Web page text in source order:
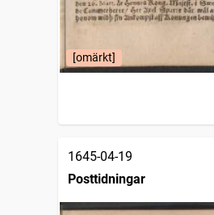
[omärkt]
1645-04-19
Posttidningar